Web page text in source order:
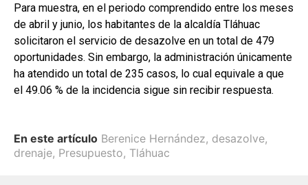
Para muestra, en el periodo comprendido entre los meses
de abril y junio, los habitantes de la alcaldía Tláhuac
solicitaron el servicio de desazolve en un total de 479
oportunidades. Sin embargo, la administración únicamente
ha atendido un total de 235 casos, lo cual equivale a que
el 49.06 % de la incidencia sigue sin recibir respuesta.
En este artículo Berenice Hernández, desazolve,
drenaje, Presupuesto, Tláhuac